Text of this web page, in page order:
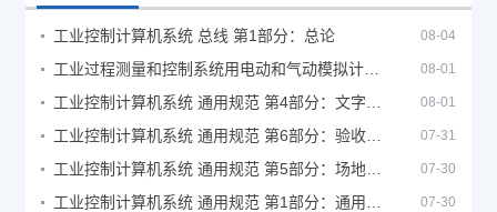
工业控制计算机系统 总线 第1部分：总论 08-04
08-01
08-01
07-31
07-30
07-30